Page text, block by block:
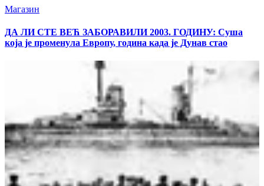
Магазин
ДА ЛИ СТЕ ВЕЋ ЗАБОРАВИЛИ 2003. ГОДИНУ: Суша
која је променула Европу, година када је Дунав стао